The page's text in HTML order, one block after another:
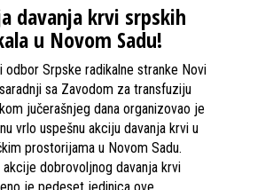
davanja krvi srpskih
u Novom Sadu!
odbor Srpske radikalne stranke Novi
sa Zavodom za transfuziju
jučerašnjeg dana organizovao je
vrlo uspešnu akciju davanja krvi u
prostorijama u Novom Sadu.
akcije dobrovoljnog davanja krvi